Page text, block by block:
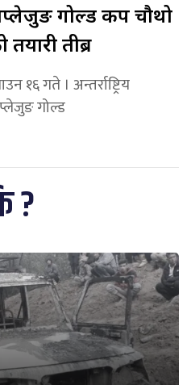
गोल्ड कप चौथो
तीब्र
१६ गते । अन्तर्राष्ट्रिय
गोल्ड
?